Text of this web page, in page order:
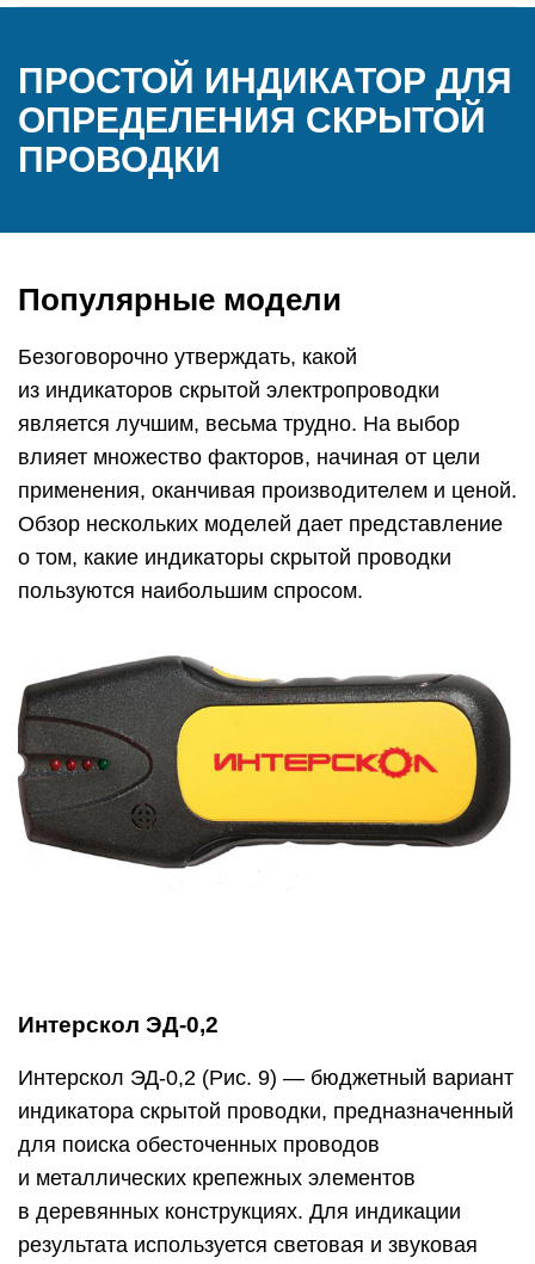
ПРОСТОЙ ИНДИКАТОР ДЛЯ
ОПРЕДЕЛЕНИЯ СКРЫТОЙ
ПРОВОДКИ
Популярные модели
Безоговорочно утверждать, какой
из индикаторов скрытой электропроводки
является лучшим, весьма трудно. На выбор
влияет множество факторов, начиная от цели
применения, оканчивая производителем и ценой.
Обзор нескольких моделей дает представление
о том, какие индикаторы скрытой проводки
пользуются наибольшим спросом.
Интерскол ЭД-0,2
Интерскол ЭД-0,2 (Рис. 9) — бюджетный вариант
индикатора скрытой проводки, предназначенный
для поиска обесточенных проводов
и металлических крепежных элементов
в деревянных конструкциях. Для индикации
результата используется световая и звуковая